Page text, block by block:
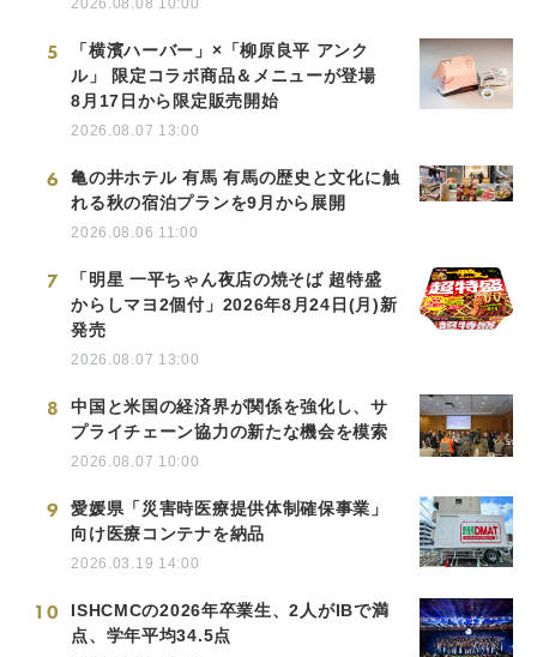
2026.08.08 10:00
5
「横濱ハーバー」×「柳原良平 アンク
ル」 限定コラボ商品＆メニューが登場
8月17日から限定販売開始
2026.08.07 13:00
6
亀の井ホテル 有馬 有馬の歴史と文化に触
れる秋の宿泊プランを9月から展開
2026.08.06 11:00
7
「明星 一平ちゃん夜店の焼そば 超特盛
からしマヨ2個付」2026年8月24日(月)新
発売
2026.08.07 13:00
8
中国と米国の経済界が関係を強化し、サ
プライチェーン協力の新たな機会を模索
2026.08.07 10:00
9
愛媛県「災害時医療提供体制確保事業」
向け医療コンテナを納品
2026.03.19 14:00
10
ISHCMCの2026年卒業生、2人がIBで満
点、学年平均34.5点